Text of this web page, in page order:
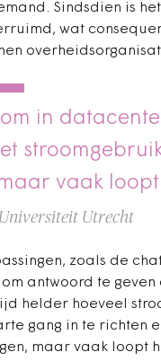
Sindsdien is het
wat
in
vaak
Utrecht
zoals de
antwoord te geven
helder hoeveel
gang in te richten
maar vaak loopt